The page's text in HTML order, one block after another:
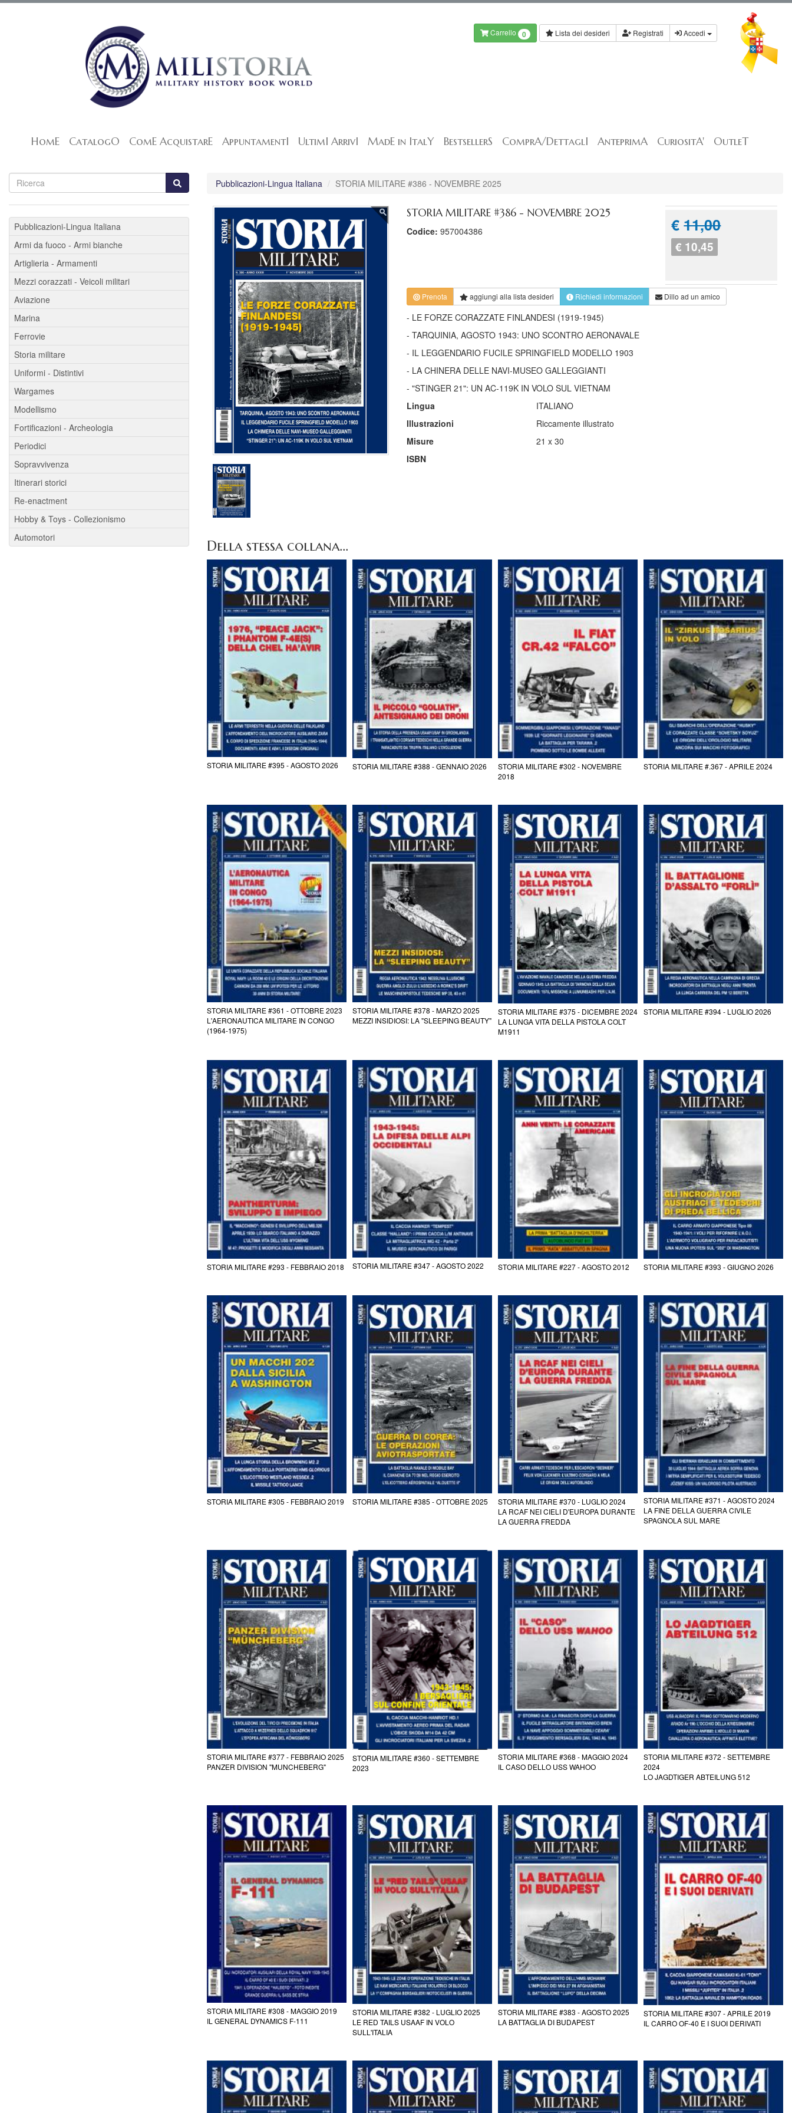
Carrello 0 Lista dei desideri Registrati Accedi
HomE CatalogO ComE AcquistarE AppuntamentI UltimI ArrivI MadE in ItalY BestsellerS ComprA/DettaglI AnteprimA CuriositA' OutleT
Pubblicazioni-Lingua Italiana STORIA MILITARE #386 - NOVEMBRE 2025
STORIA MILITARE #386 - NOVEMBRE 2025
Codice: 957004386 €11,00
€ 10,45
Prenota aggiungi allalista desideri Richiedi informazioni Dillo ad un amico
- LE FORZE CORAZZATE FINLANDESI (1919-1945)
- TARQUINIA, AGOSTO 1943: UNO SCONTRO AERONAVALE
- IL LEGGENDARIO FUCILE SPRINGFIELD MODELLO 1903
- LA CHINERA DELLE NAVI-MUSEO GALLEGGIANTI
- "STINGER 21": UN AC-119K IN VOLO SUL VIETNAM
Lingua
ITALIANO
Illustrazioni
Riccamente illustrato
Misure
21 x 30
ISBN
Della stessa collana...
STORIA MILITARE #395 - AGOSTO 2026 STORIA MILITARE #388 - GENNAIO 2026
STORIA MILITARE #302 - NOVEMBRE
2018
STORIA MILITARE #.367 - APRILE 2024
STORIA MILITARE #361 - OTTOBRE 2023
L'AERONAUTICA MILITARE IN CONGO
(1964-1975)
STORIA MILITARE #378 - MARZO 2025
MEZZI INSIDIOSI: LA "SLEEPING BEAUTY"
STORIA MILITARE #375 - DICEMBRE 2024
LA LUNGA VITA DELLA PISTOLA COLT
M1911
STORIA MILITARE #394 - LUGLIO 2026
STORIA MILITARE #293 - FEBBRAIO 2018 STORIA MILITARE #347 - AGOSTO 2022 STORIA MILITARE #227 - AGOSTO 2012 STORIA MILITARE #393 - GIUGNO 2026
STORIA MILITARE #305 - FEBBRAIO 2019 STORIA MILITARE #385 - OTTOBRE 2025
STORIA MILITARE #370 - LUGLIO 2024
LA RCAF NEI CIELI D'EUROPA DURANTE
LA GUERRA FREDDA
STORIA MILITARE #371 - AGOSTO 2024
LA FINE DELLA GUERRA CIVILE
SPAGNOLA SUL MARE
STORIA MILITARE #377 - FEBBRAIO 2025
PANZER DIVISION "MUNCHEBERG"
STORIA MILITARE #360 - SETTEMBRE
2023
STORIA MILITARE #368 - MAGGIO 2024
IL CASO DELLO USS WAHOO
STORIA MILITARE #372 - SETTEMBRE
2024
LO JAGDTIGER ABTEILUNG 512
STORIA MILITARE #308 - MAGGIO 2019
IL GENERAL DYNAMICS F-111
STORIA MILITARE #382 - LUGLIO 2025
LE RED TAILS USAAF IN VOLO
SULL'ITALIA
STORIA MILITARE #383 - AGOSTO 2025
LA BATTAGLIA DI BUDAPEST
STORIA MILITARE #307 - APRILE 2019
IL CARRO OF-40 E I SUOI DERIVATI
Pubblicazioni-Lingua Italiana
Armi da fuoco - Armi bianche
Artiglieria - Armamenti
Mezzi corazzati - Veicoli militari
Aviazione
Marina
Ferrovie
Storia militare
Uniformi - Distintivi
Wargames
Modellismo
Fortificazioni - Archeologia
Periodici
Sopravvivenza
Itinerari storici
Re-enactment
Hobby & Toys - Collezionismo
Automotori